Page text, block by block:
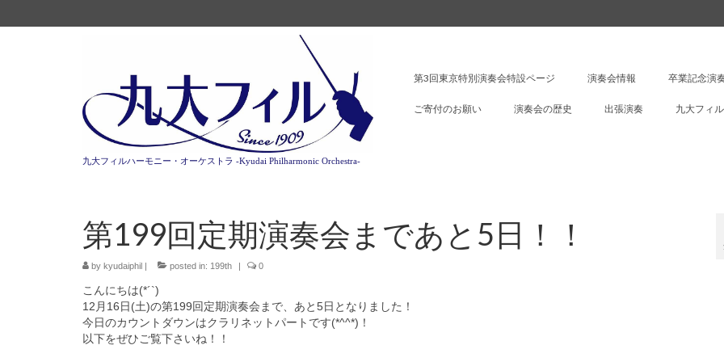
九大フィルハーモニー・オーケストラ -Kyudai Philharmonic Orchestra-
第3回東京特別演奏会特設ページ 演奏会情報 卒業記念演
ご寄付のお願い 演奏会の歴史 出張演奏 九大フィ
第199回定期演奏会まであと5日！！
by kyudaiphil | posted in: 199th | 0
こんにちは(*´`)
12月16日(土)の第199回定期演奏会まで、 あと5日となりました！
今日のカウントダウンはクラリネットパートです(*^^*)！
以下をぜひご覧下さいね！！